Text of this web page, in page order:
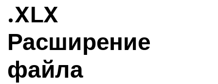
.XLX
Расширение
файла